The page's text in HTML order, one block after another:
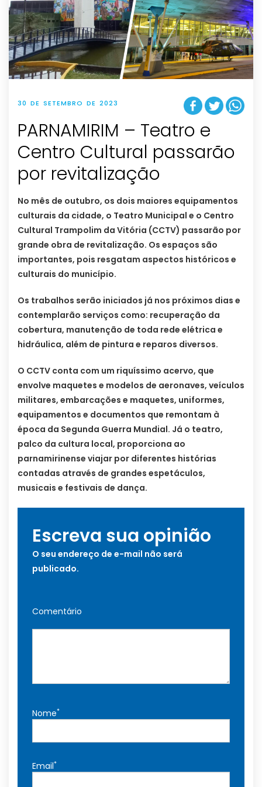
30 DE SETEMBRO DE 2023
PARNAMIRIM – Teatro e
Centro Cultural passarão
por revitalização
No mês de outubro, os dois maiores equipamentos
culturais da cidade, o Teatro Municipal e o Centro
Cultural Trampolim da Vitória (CCTV) passarão por
grande obra de revitalização. Os espaços são
importantes, pois resgatam aspectos históricos e
culturais do município.
Os trabalhos serão iniciados já nos próximos dias e
contemplarão serviços como: recuperação da
cobertura, manutenção de toda rede elétrica e
hidráulica, além de pintura e reparos diversos.
O CCTV conta com um riquíssimo acervo, que
envolve maquetes e modelos de aeronaves, veículos
militares, embarcações e maquetes, uniformes,
equipamentos e documentos que remontam à
época da Segunda Guerra Mundial. Já o teatro,
palco da cultura local, proporciona ao
parnamirinense viajar por diferentes histórias
contadas através de grandes espetáculos,
musicais e festivais de dança.
Escreva sua opinião
O seu endereço de e-mail não será
publicado.
Comentário
Nome*
Email*